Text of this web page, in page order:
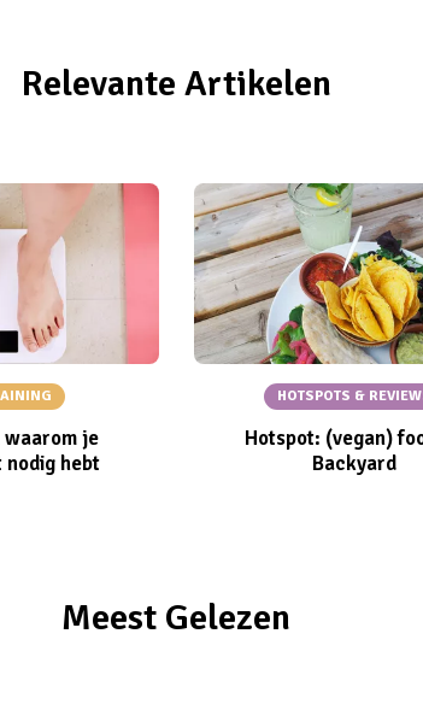
Relevante Artikelen
waarom je
nodig hebt
HOTSPOTS &
Hotspot: (vegan)
Backyard
Meest Gelezen